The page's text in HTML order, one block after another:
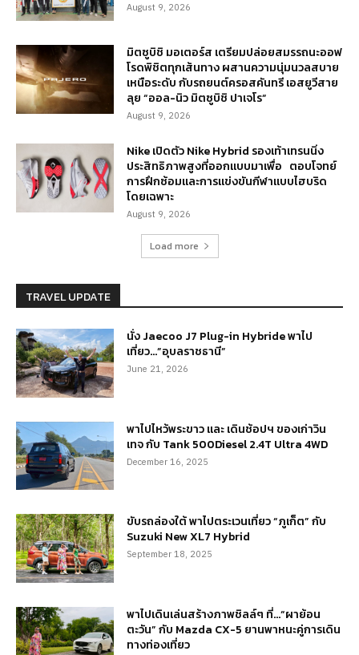
August 9, 2026
มิตซูบิชิ มอเตอร์ส เตรียมปล่อยสมรรถนะออฟ
โรดพิชิตทุกเส้นทาง ผสานความนุ่มนวลสบาย
เหนือระดับ กับรถยนต์ครอสคันทรี เอสยูวีสาย
ลุย “ออล-นิว มิตซูบิชิ ปาเจโร”
August 9, 2026
Nike เปิดตัว Nike Hybrid รองเท้าเทรนนิ่ง
ประสิทธิภาพสูงที่ออกแบบมาเพื่อ ตอบโจทย์
การฝึกซ้อมและการแข่งขันกีฬาแบบไฮบริด
โดยเฉพาะ
August 9, 2026
Load more
TRAVEL UPDATE
นั่ง Jaecoo J7 Plug-in Hybride พาไป
เที่ยว…”อุบลราชธานี”
June 21, 2026
พาไปไหว้พระขาว และ เดินช้อปฯ ของเก่าวิน
เทจ กับ Tank 500Diesel 2.4T Ultra 4WD
December 16, 2025
ขับรถล่องใต้ พาไปตระเวนเที่ยว “ภูเก็ต” กับ
Suzuki New XL7 Hybrid
September 18, 2025
พาไปเดินเล่นสร้างภาพชิลล์ๆ ที่…“ผาย้อน
ตะวัน” กับ Mazda CX-5 ยานพาหนะคู่การเดิน
ทางท่องเที่ยว